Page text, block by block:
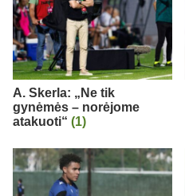
A. Skerla: „Ne tik
gynėmės – norėjome
atakuoti“ (1)